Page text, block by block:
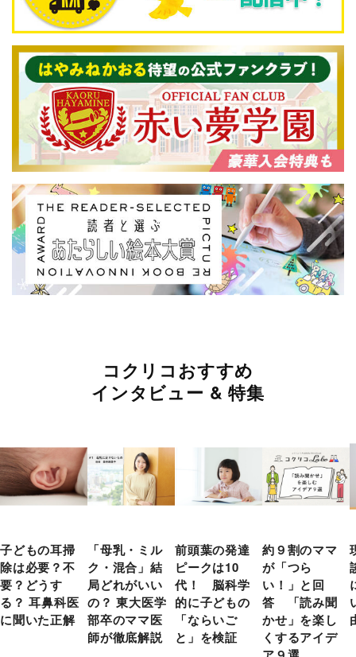
コクリコおすすめ
インタビュー & 特集
子どもの耳掃
除は必要？不
要？どうす
る？ 耳鼻科医
に聞いた正解
「母乳・ミル
ク・混合」結
局どれがいい
の？ 東大医学
部卒のママ医
師が徹底解説
前頭葉の発達
ピークは10
代！ 脳科学
的に子どもの
「ならいご
と」を検証
約９割のママ
が「つら
い！」と回
答 「読み聞
かせ」を楽し
くするアイデ